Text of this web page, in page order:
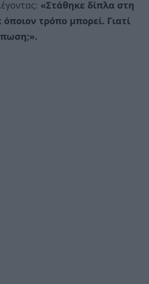
«Στάθηκε δίπλα στη
τρόπο μπορεί. Γιατί